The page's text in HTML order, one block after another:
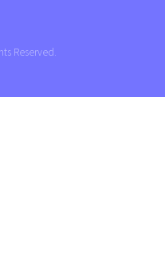
Reserved.